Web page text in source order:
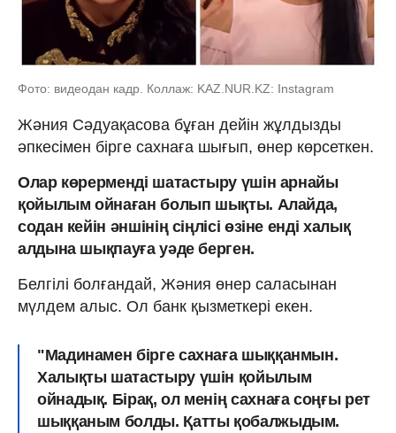
Фото: видеодан кадр. Коллаж: KAZ.NUR.KZ: Instagram
Жәния Сәдуақасова бұған дейін жұлдызды
әпкесімен бірге сахнаға шығып, өнер көрсеткен.
Олар көрерменді шатастыру үшін арнайы
қойылым ойнаған болып шықты. Алайда,
содан кейін әншінің сіңлісі өзіне енді халық
алдына шықпауға уәде берген.
Белгілі болғандай, Жәния өнер саласынан
мүлдем алыс. Ол банк қызметкері екен.
"Мадинамен бірге сахнаға шыққанмын.
Халықты шатастыру үшін қойылым
ойнадық. Бірақ, ол менің сахнаға соңғы рет
шыққаным болды. Қатты қобалжыдым.